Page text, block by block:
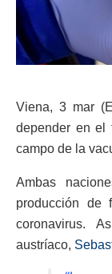
Viena, 3 mar
depender en el
campo de la
Ambas
producción de
coronavirus.
austríaco,